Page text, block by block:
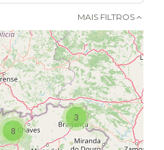
MAIS FILTROS 
3
8